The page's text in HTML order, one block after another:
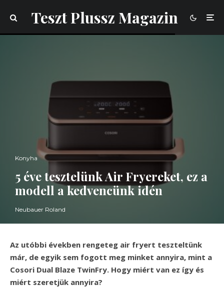
Teszt Plussz Magazin
Konyha
5 éve tesztelünk Air Fryereket, ez a
modell a kedvencünk idén
Neubauer Roland
Az utóbbi években rengeteg air fryert teszteltünk
már, de egyik sem fogott meg minket annyira, mint a
Cosori Dual Blaze TwinFry. Hogy miért van ez így és
miért szeretjük annyira?